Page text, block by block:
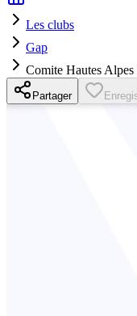
Les clubs
Gap
Comite Hautes Alpes
Partager